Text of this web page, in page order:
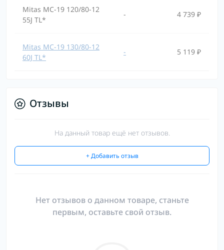
Mitas MC-19 120/80-12
55J TL*
- 4 739 ₽
Mitas MC-19 130/80-12
60J TL*
- 5 119 ₽
Отзывы
На данный товар ещё нет отзывов.
+ Добавить отзыв
Нет отзывов о данном товаре, станьте
первым, оставьте свой отзыв.